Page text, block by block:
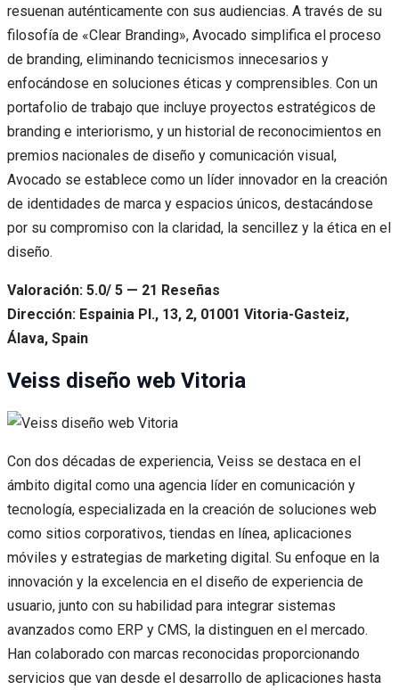
resuenan auténticamente con sus audiencias. A través de su
filosofía de «Clear Branding», Avocado simplifica el proceso
de branding, eliminando tecnicismos innecesarios y
enfocándose en soluciones éticas y comprensibles. Con un
portafolio de trabajo que incluye proyectos estratégicos de
branding e interiorismo, y un historial de reconocimientos en
premios nacionales de diseño y comunicación visual,
Avocado se establece como un líder innovador en la creación
de identidades de marca y espacios únicos, destacándose
por su compromiso con la claridad, la sencillez y la ética en el
diseño.
Valoración: 5.0/ 5 — 21 Reseñas
Dirección: Espainia Pl., 13, 2, 01001 Vitoria-Gasteiz,
Álava, Spain
Veiss diseño web Vitoria
Con dos décadas de experiencia, Veiss se destaca en el
ámbito digital como una agencia líder en comunicación y
tecnología, especializada en la creación de soluciones web
como sitios corporativos, tiendas en línea, aplicaciones
móviles y estrategias de marketing digital. Su enfoque en la
innovación y la excelencia en el diseño de experiencia de
usuario, junto con su habilidad para integrar sistemas
avanzados como ERP y CMS, la distinguen en el mercado.
Han colaborado con marcas reconocidas proporcionando
servicios que van desde el desarrollo de aplicaciones hasta